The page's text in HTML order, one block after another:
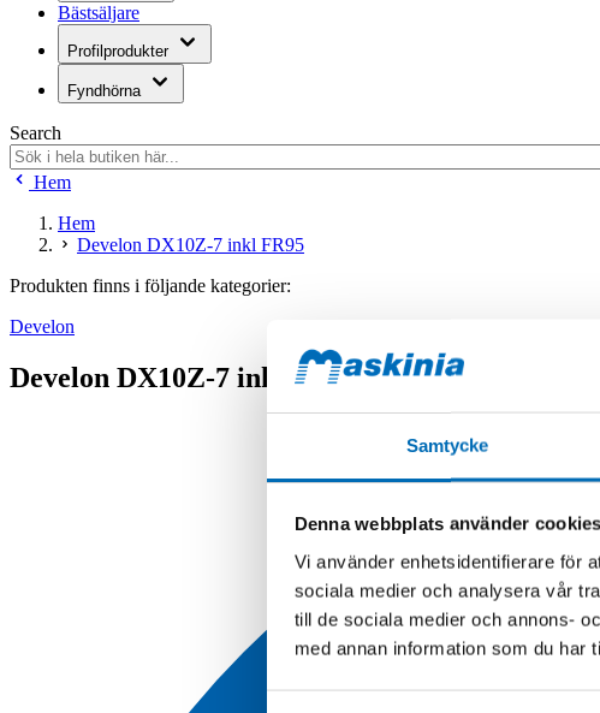
Samtycke
Denna webbplats använder cookies
Vi använder enhetsidentifierare för
sociala medier och analysera vår
till de sociala medier och annons-
med annan information som du har
Bästsäljare
Profilprodukter
Fyndhörna
Search
Hem
Hem
Develon DX10Z-7 inkl FR95
Produkten finns i följande kategorier:
Develon
Develon DX10Z-7 inkl FR95